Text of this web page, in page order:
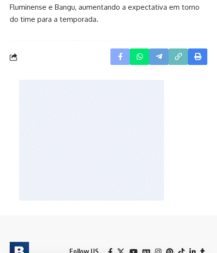
Fluminense e Bangu, aumentando a expectativa em torno
do time para a temporada.
Follow US